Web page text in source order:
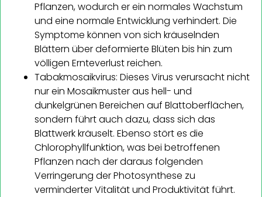
Pflanzen, wodurch er ein normales Wachstum
und eine normale Entwicklung verhindert. Die
Symptome können von sich kräuselnden
Blättern über deformierte Blüten bis hin zum
völligen Ernteverlust reichen.
Tabakmosaikvirus: Dieses Virus verursacht nicht
nur ein Mosaikmuster aus hell- und
dunkelgrünen Bereichen auf Blattoberflächen,
sondern führt auch dazu, dass sich das
Blattwerk kräuselt. Ebenso stört es die
Chlorophyllfunktion, was bei betroffenen
Pflanzen nach der daraus folgenden
Verringerung der Photosynthese zu
verminderter Vitalität und Produktivität führt.